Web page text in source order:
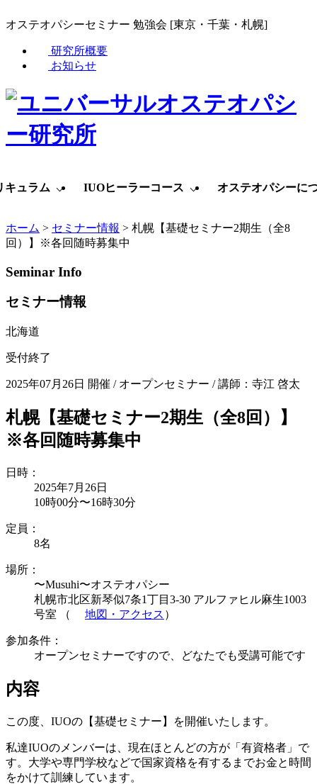
オステオパシーセミナー 勉強会 [東京・千葉・札幌]
研究所概要
お知らせ
キュラム IUOヒーラーコース オステオパシーに
ホーム > セミナー情報 > 札幌【基礎セミナー2期生（全8
回）】※各回随時募集中
Seminar Info
セミナー情報
北海道
受付終了
2025年07月26日 開催 / オープンセミナー /講師：寺江 啓太
札幌【基礎セミナー2期生（全8回）】
※各回随時募集中
日時：
2025年7月26日
10時00分〜16時30分
定員：
8名
場所：
〜Musuhi〜オステオパシー
札幌市北区新琴似7条1丁目3-30 アルファヒル麻生1003
号室 （
地図・アクセス ）
参加条件：
オープンセミナーですので、どなたでも受講可能です
内容
この度、IUOの【基礎セミナー】を開催いたします。
私達IUOのメンバーは、現在ほとんどの方が「有資格者」で
す。大学や専門学校などで国家資格を有するまでお金と時間
をかけて訓練しています。